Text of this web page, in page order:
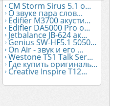
CM Storm Sirus 5.1 о...
О звуке пара слов...
Edifier М3700 акусти...
Edifier DA5000 Pro о...
Jetbalance JB-624 ак...
Genius SW-HF5.1 5050...
On Air - звук и его ...
Westone TS1 Talk Ser...
Где купить оригиналь...
Creative Inspire T12...